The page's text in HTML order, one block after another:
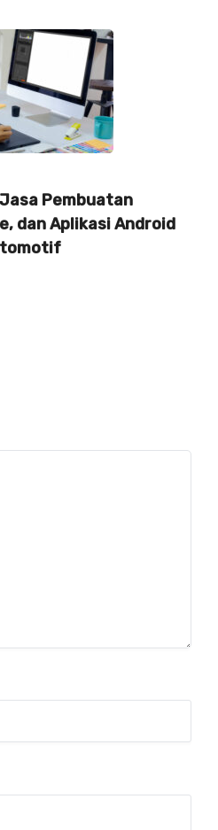
Pembuatan
dan Aplikasi Android